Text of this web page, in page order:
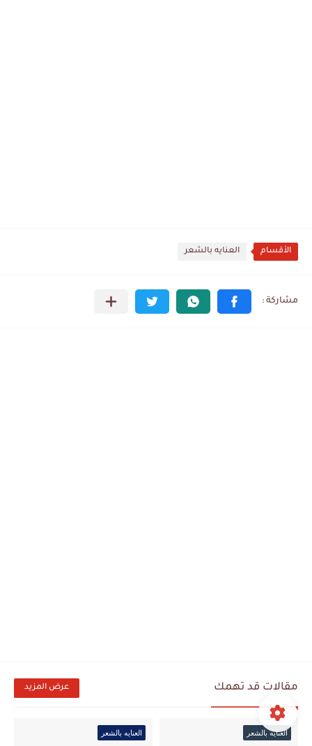
الأقسام العنايه بالشعر
مقالات قد تهمك عرض المزيد
العنايه بالشعر العنايه بالشعر